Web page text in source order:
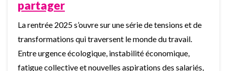
partager
La rentrée 2025 s’ouvre sur une série de tensions et de
transformations qui traversent le monde du travail.
Entre urgence écologique, instabilité économique,
fatigue collective et nouvelles aspirations des salariés,